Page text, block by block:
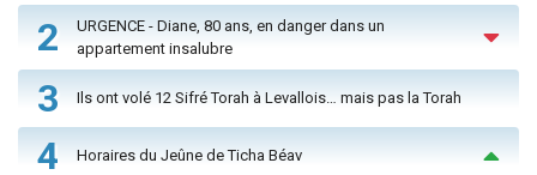
2
URGENCE - Diane, 80 ans, en danger dans un
appartement insalubre
3 Ils ont volé 12 Sifré Torah à Levallois… mais pas la Torah
4 Horaires du Jeûne de Ticha Béav